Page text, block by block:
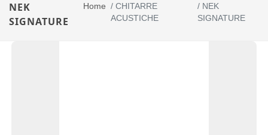
NEK
SIGNATURE
Home /CHITARRE
ACUSTICHE
/ NEK
SIGNATURE